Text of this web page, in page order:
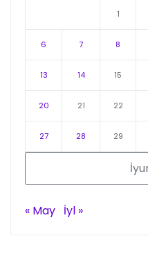
1
6 7 8
13 14 15
20 21 22
27 28 29
« May İyl »